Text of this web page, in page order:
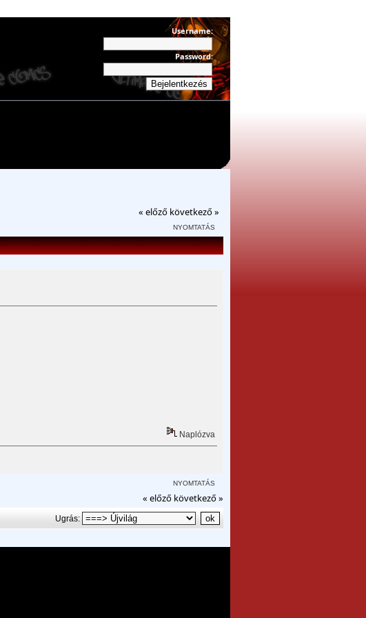
Username:
Password:
« előző következő »
NYOMTATÁS
Naplózva
NYOMTATÁS
« előző következő »
Ugrás: